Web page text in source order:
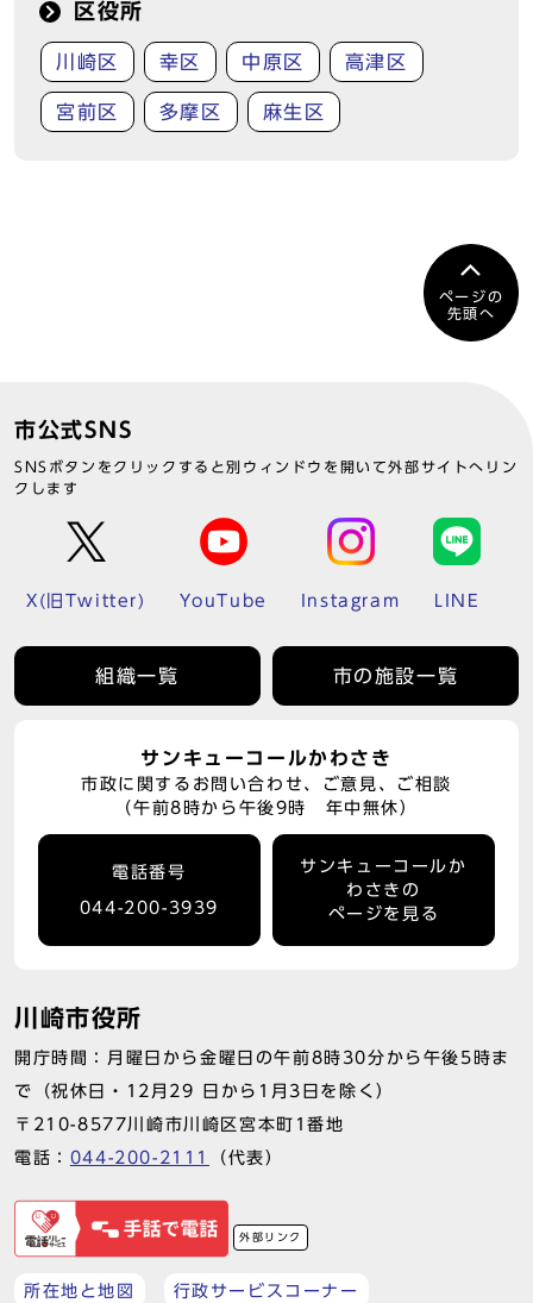
区役所
川崎区 幸区 中原区 高津区
宮前区 多摩区 麻生区
ページの
先頭へ
市公式SNS
SNSボタンをクリックすると別ウィンドウを開いて外部サイトへリン
クします
X(旧Twitter) YouTube Instagram LINE
組織一覧 市の施設一覧
サンキューコールかわさき
市政に関するお問い合わせ、ご意見、ご相談
（午前8時から午後9時 年中無休）
電話番号
044-200-3939
サンキューコールか
わさきの
ページを見る
川崎市役所
開庁時間：月曜日から金曜日の午前8時30分から午後5時ま
で（祝休日・12月29 日から1月3日を除く）
〒210-8577川崎市川崎区宮本町1番地
電話： 044-200-2111 （代表）
外部リンク
所在地と地図 行政サービスコーナー